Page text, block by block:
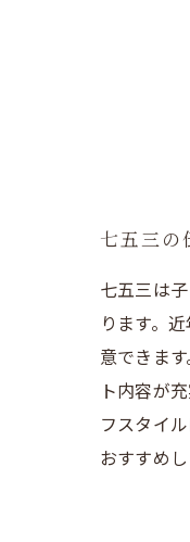
七五三の
七五三は
ります。
意できま
ト内容が
フスタイ
おすすめし